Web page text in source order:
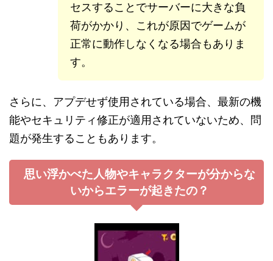
セスすることでサーバーに大きな負
荷がかかり、これが原因でゲームが
正常に動作しなくなる場合もありま
す。
さらに、アプデせず使用されている場合、最新の機
能やセキュリティ修正が適用されていないため、問
題が発生することもあります。
思い浮かべた人物やキャラクターが分からな
いからエラーが起きたの？